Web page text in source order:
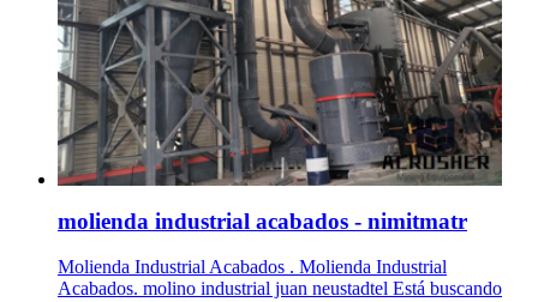
molienda industrial acabados - nimitmatr
Molienda Industrial Acabados . Molienda Industrial
Acabados. molino industrial juan neustadtel Está buscando